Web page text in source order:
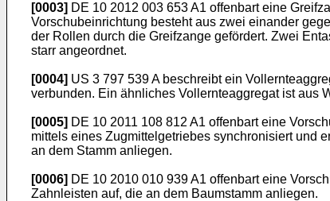
[0003] DE 10 2012 003 653 A1 offenbart eine
Vorschubeinrichtung besteht aus zwei einander
der Rollen durch die Greifzange gefördert. Zwei
starr angeordnet.
[0004] US 3 797 539 Abeschreibt ein
verbunden. Ein ähnliches Vollernteaggregat ist aus
[0005] DE 10 2011 108 812 A1 offenbart eine
mittels eines Zugmittelgetriebes synchronisiert und
an dem Stamm anliegen.
[0006] DE 10 2010 010 939 A1 offenbart eine
Zahnleisten auf, die an dem Baumstamm anliegen.